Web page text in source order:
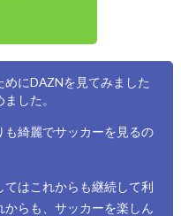
にDAZNを見てみました
した。
綺麗でサッカーを見るの
はこれからも継続して利
からも、サッカーを楽しん